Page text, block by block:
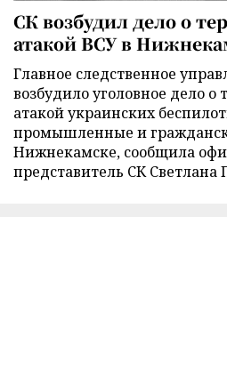
СК возбудил дело о
атакой ВСУ в
Главное следственное
возбудило уголовное дело о
атакой украинских
промышленные и
Нижнекамске, сообщила
представитель СК Светлана